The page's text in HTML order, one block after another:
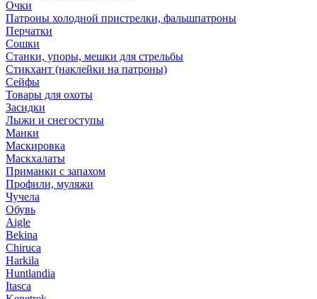
Очки
Патроны холодной пристрелки, фальшпатроны
Перчатки
Сошки
Станки, упоры, мешки для стрельбы
Стикхант (наклейки на патроны)
Сейфы
Товары для охоты
Засидки
Лыжи и снегоступы
Манки
Маскировка
Маскхалаты
Приманки с запахом
Профили, муляжи
Чучела
Обувь
Aigle
Bekina
Chiruсa
Harkila
Huntlandia
Itasca